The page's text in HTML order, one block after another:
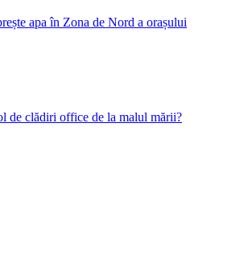
apa în Zona de Nord a orașului
de clădiri office de la malul mării?